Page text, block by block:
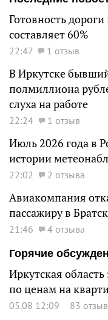
Готовность
составляет 60%
22:47 1 отзыв
В Иркутске
полмиллиона
слуха на работе
22:24 1 отзыв
Июль 2026 года в
истории
22:02 2 отзыва
Авиакомпания
пассажиру в
21:46
4 отзыва
Горячие
Иркутская
по ценам на
05.08 12:09 83